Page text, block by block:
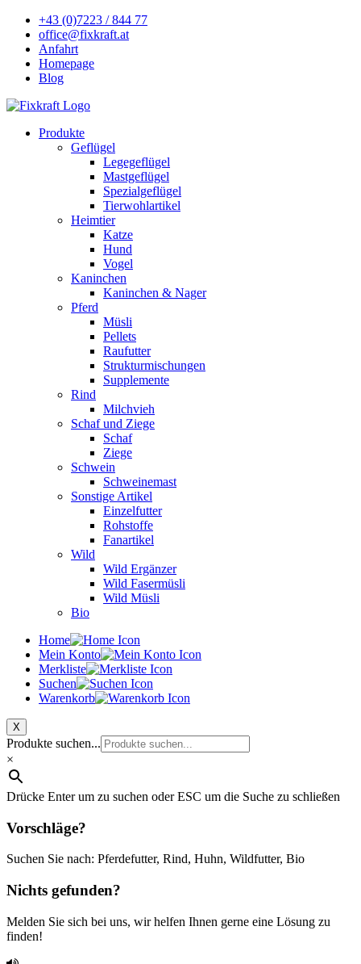
+43 (0)7223 / 844 77
office@fixkraft.at
Anfahrt
Homepage
Blog
Produkte
Geflügel
Legegeflügel
Mastgeflügel
Spezialgeflügel
Tierwohlartikel
Heimtier
Katze
Hund
Vogel
Kaninchen
Kaninchen & Nager
Pferd
Müsli
Pellets
Raufutter
Strukturmischungen
Supplemente
Rind
Milchvieh
Schaf und Ziege
Schaf
Ziege
Schwein
Schweinemast
Sonstige Artikel
Einzelfutter
Rohstoffe
Fanartikel
Wild
Wild Ergänzer
Wild Fasermüsli
Wild Müsli
Bio
Home
Mein Konto
Merkliste
Suchen
Warenkorb
X
Produkte suchen...
×
Drücke Enter um zu suchen oder ESC um die Suche zu schließen
Vorschläge?
Suchen Sie nach: Pferdefutter, Rind, Huhn, Wildfutter, Bio
Nichts gefunden?
Melden Sie sich bei uns, wir helfen Ihnen gerne eine Lösung zu
finden!